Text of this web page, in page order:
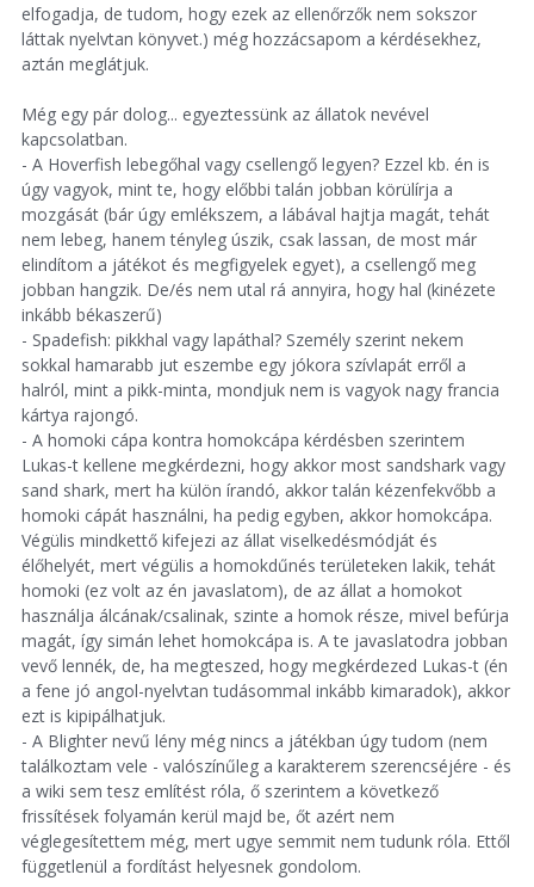
elfogadja, de tudom, hogy ezek az ellenőrzők nem sokszor
láttak nyelvtan könyvet.) még hozzácsapom a kérdésekhez,
aztán meglátjuk.
Még egy pár dolog... egyeztessünk az állatok nevével
kapcsolatban.
- A Hoverfish lebegőhal vagy csellengő legyen? Ezzel kb. én is
úgy vagyok, mint te, hogy előbbi talán jobban körülírja a
mozgását (bár úgy emlékszem, a lábával hajtja magát, tehát
nem lebeg, hanem tényleg úszik, csak lassan, de most már
elindítom a játékot és megfigyelek egyet), a csellengő meg
jobban hangzik. De/és nem utal rá annyira, hogy hal (kinézete
inkább békaszerű)
- Spadefish: pikkhal vagy lapáthal? Személy szerint nekem
sokkal hamarabb jut eszembe egy jókora szívlapát erről a
halról, mint a pikk-minta, mondjuk nem is vagyok nagy francia
kártya rajongó.
- A homoki cápa kontra homokcápa kérdésben szerintem
Lukas-t kellene megkérdezni, hogy akkor most sandshark vagy
sand shark, mert ha külön írandó, akkor talán kézenfekvőbb a
homoki cápát használni, ha pedig egyben, akkor homokcápa.
Végülis mindkettő kifejezi az állat viselkedésmódját és
élőhelyét, mert végülis a homokdűnés területeken lakik, tehát
homoki (ez volt az én javaslatom), de az állat a homokot
használja álcának/csalinak, szinte a homok része, mivel befúrja
magát, így simán lehet homokcápa is. A te javaslatodra jobban
vevő lennék, de, ha megteszed, hogy megkérdezed Lukas-t (én
a fene jó angol-nyelvtan tudásommal inkább kimaradok), akkor
ezt is kipipálhatjuk.
- A Blighter nevű lény még nincs a játékban úgy tudom (nem
találkoztam vele - valószínűleg a karakterem szerencséjére - és
a wiki sem tesz említést róla, ő szerintem a következő
frissítések folyamán kerül majd be, őt azért nem
véglegesítettem még, mert ugye semmit nem tudunk róla. Ettől
függetlenül a fordítást helyesnek gondolom.